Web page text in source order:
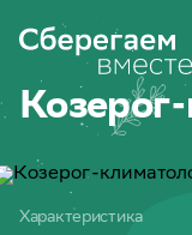
Характеристика